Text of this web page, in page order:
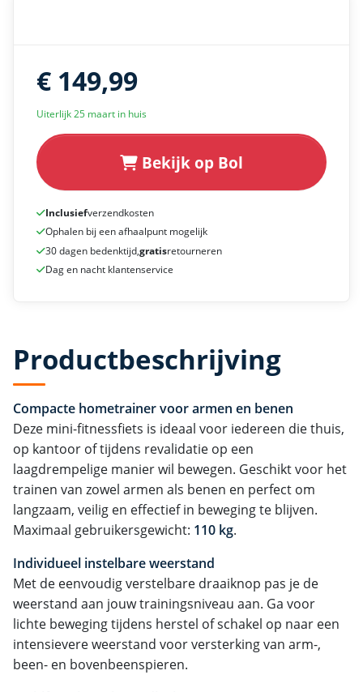
€ 149,99
Uiterlijk 25 maart in huis
Bekijk op Bol
Inclusiefverzendkosten
Ophalen bij een afhaalpunt mogelijk
30 dagen bedenktijd,gratisretourneren
Dag en nacht klantenservice
Productbeschrijving
Compacte hometrainer voor armen en benen
Deze mini-fitnessfiets is ideaal voor iedereen die thuis,
op kantoor of tijdens revalidatie op een
laagdrempelige manier wil bewegen. Geschikt voor het
trainen van zowel armen als benen en perfect om
langzaam, veilig en effectief in beweging te blijven.
Maximaal gebruikersgewicht: 110 kg.
Individueel instelbare weerstand
Met de eenvoudig verstelbare draaiknop pas je de
weerstand aan jouw trainingsniveau aan. Ga voor
lichte beweging tijdens herstel of schakel op naar een
intensievere weerstand voor versterking van arm-,
been- en bovenbeenspieren.